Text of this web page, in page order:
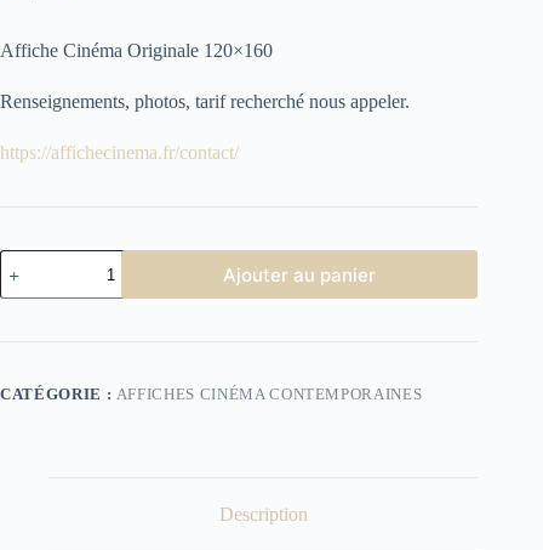
Affiche Cinéma Originale 120×160
Renseignements, photos, tarif recherché nous appeler.
https://affichecinema.fr/contact/
quantité
de
Affiche
Cinéma
gendarme
à
Ajouter au panier
CATÉGORIE : AFFICHES CINÉMA CONTEMPORAINES
Description